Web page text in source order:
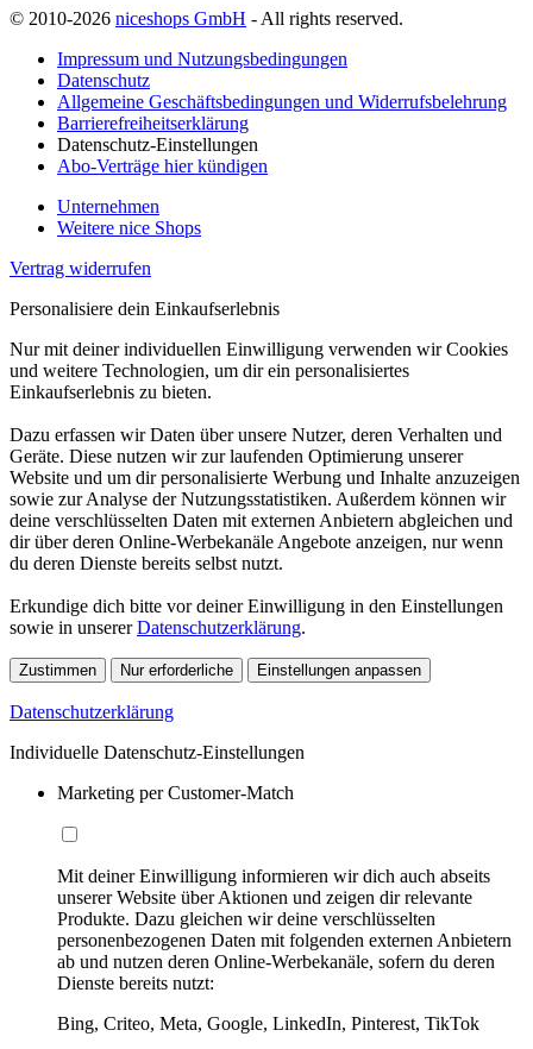
© 2010-2026 niceshops GmbH - All rights reserved.
Impressum und Nutzungsbedingungen
Datenschutz
Allgemeine Geschäftsbedingungen und Widerrufsbelehrung
Barrierefreiheitserklärung
Datenschutz-Einstellungen
Abo-Verträge hier kündigen
Unternehmen
Weitere nice Shops
Vertrag widerrufen
Personalisiere dein Einkaufserlebnis
Nur mit deiner individuellen Einwilligung verwenden wir Cookies
und weitere Technologien, um dir ein personalisiertes
Einkaufserlebnis zu bieten.
Dazu erfassen wir Daten über unsere Nutzer, deren Verhalten und
Geräte. Diese nutzen wir zur laufenden Optimierung unserer
Website und um dir personalisierte Werbung und Inhalte anzuzeigen
sowie zur Analyse der Nutzungsstatistiken. Außerdem können wir
deine verschlüsselten Daten mit externen Anbietern abgleichen und
dir über deren Online-Werbekanäle Angebote anzeigen, nur wenn
du deren Dienste bereits selbst nutzt.
Erkundige dich bitte vor deiner Einwilligung in den Einstellungen
sowie in unsererDatenschutzerklärung.
Zustimmen Nur erforderliche Einstellungen anpassen
Datenschutzerklärung
Individuelle Datenschutz-Einstellungen
Marketing per Customer-Match
Mit deiner Einwilligung informieren wir dich auch abseits
unserer Website über Aktionen und zeigen dir relevante
Produkte. Dazu gleichen wir deine verschlüsselten
personenbezogenen Daten mit folgenden externen Anbietern
ab und nutzen deren Online-Werbekanäle, sofern du deren
Dienste bereits nutzt:
Bing, Criteo, Meta, Google, LinkedIn, Pinterest, TikTok